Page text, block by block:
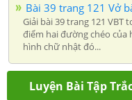
Bài 39 trang 121 Vở
Giải bài 39 trang 121 VBT
điểm hai đường chéo
hình chữ nhật đó...
Luyện Bài Tập